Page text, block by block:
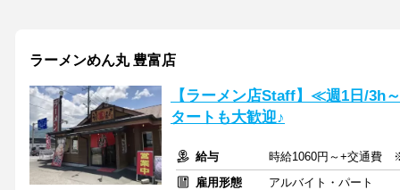
ラーメンめん丸 豊富店
【ラーメン店Staff】≪週1日/3h
タートも大歓迎♪
給与
時給1060円～+交通費
雇用形態
アルバイト・パート